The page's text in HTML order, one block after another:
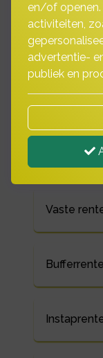
Vaste
Vaste
Bufferrente
en/of openen.
activiteiten,
advertentie-
publiek en